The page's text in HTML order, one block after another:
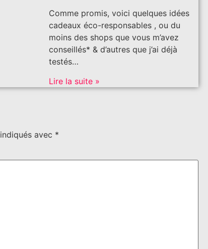
Comme promis, voici quelques idées
cadeaux éco-responsables , ou du
moins des shops que vous m’avez
conseillés* & d’autres que j’ai déjà
testés…
Lire la suite »
avec *